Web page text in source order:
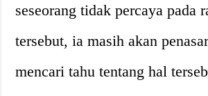
seseorang tidak percaya pada
tersebut, ia masih akan
mencari tahu tentang hal